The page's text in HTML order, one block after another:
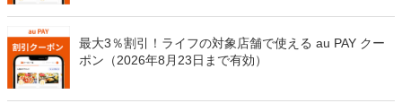
最大3％割引！ライフの対象店舗で使える au PAY クー
ポン（2026年8月23日まで有効）